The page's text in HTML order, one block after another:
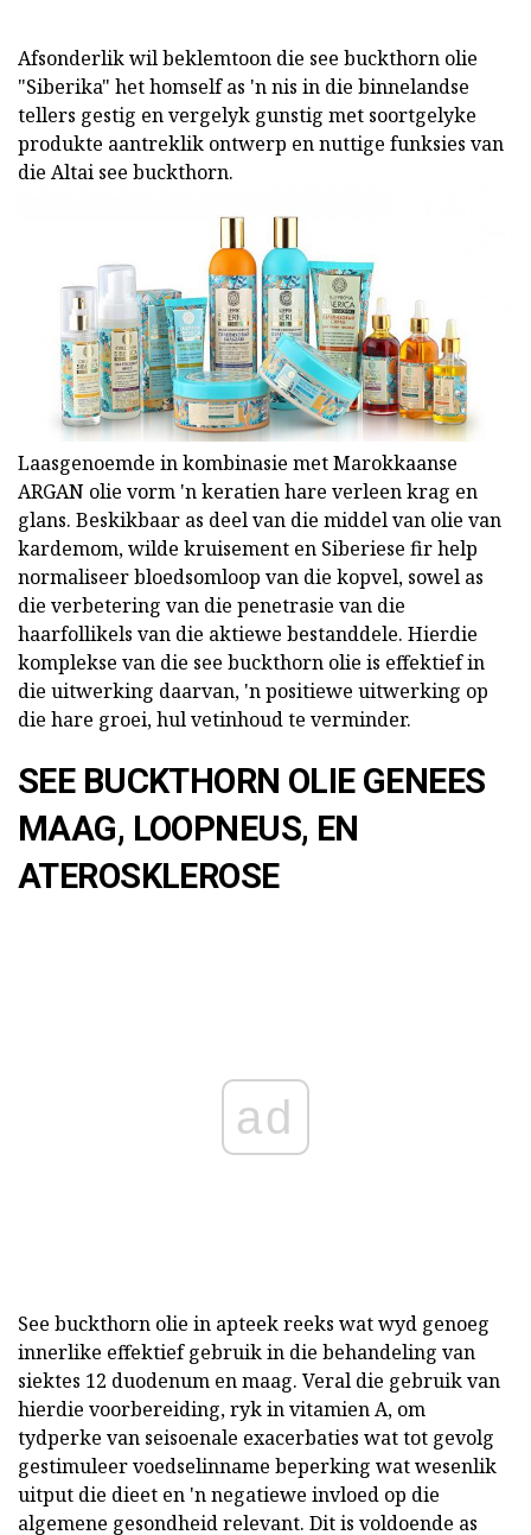
Afsonderlik wil beklemtoon die see buckthorn olie
"Siberika" het homself as 'n nis in die binnelandse
tellers gestig en vergelyk gunstig met soortgelyke
produkte aantreklik ontwerp en nuttige funksies van
die Altai see buckthorn.
Laasgenoemde in kombinasie met Marokkaanse
ARGAN olie vorm 'n keratien hare verleen krag en
glans. Beskikbaar as deel van die middel van olie van
kardemom, wilde kruisement en Siberiese fir help
normaliseer bloedsomloop van die kopvel, sowel as
die verbetering van die penetrasie van die
haarfollikels van die aktiewe bestanddele. Hierdie
komplekse van die see buckthorn olie is effektief in
die uitwerking daarvan, 'n positiewe uitwerking op
die hare groei, hul vetinhoud te verminder.
SEE BUCKTHORN OLIE GENEES
MAAG, LOOPNEUS, EN
ATEROSKLEROSE
ad
See buckthorn olie in apteek reeks wat wyd genoeg
innerlike effektief gebruik in die behandeling van
siektes 12 duodenum en maag. Veral die gebruik van
hierdie voorbereiding, ryk in vitamien A, om
tydperke van seisoenale exacerbaties wat tot gevolg
gestimuleer voedselinname beperking wat wesenlik
uitput die dieet en 'n negatiewe invloed op die
algemene gesondheid relevant. Dit is voldoende as